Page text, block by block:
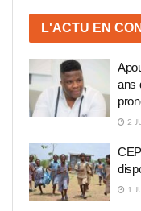
L'ACTU EN
ans
2
1